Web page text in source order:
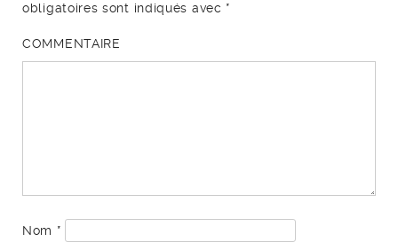
obligatoires sont indiqués avec *
COMMENTAIRE
Nom *